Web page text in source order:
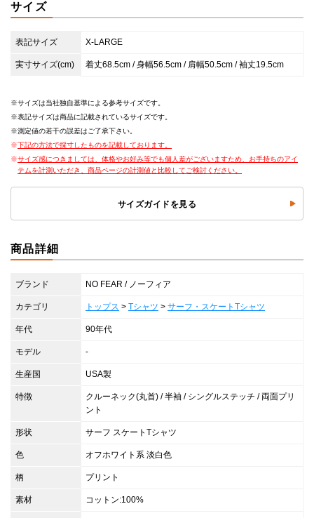
サイズ
表記サイズ X-LARGE
実寸サイズ(cm) 着丈68.5cm / 身幅56.5cm / 肩幅50.5cm / 袖丈19.5cm
サイズは当社独自基準による参考サイズです。
表記サイズは商品に記載されているサイズです。
測定値の若干の誤差はご了承下さい。
下記の方法で採寸したものを記載しております。
サイズ感につきましては、体格やお好み等でも個人差がございますため、お手持ちのアイ
テムを計測いただき、商品ページの計測値と比較してご検討ください。
サイズガイドを見る
商品詳細
ブランド NO FEAR / ノーフィア
カテゴリ トップス > Tシャツ > サーフ・スケートTシャツ
年代 90年代
モデル -
生産国 USA製
特徴
クルーネック(丸首) / 半袖 / シングルステッチ / 両面プリ
ント
形状 サーフ スケートTシャツ
色 オフホワイト系 淡白色
柄 プリント
素材 コットン:100%